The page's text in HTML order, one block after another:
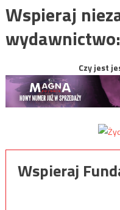
Wspieraj
wydawnictwo:
Czy jest
Wspieraj